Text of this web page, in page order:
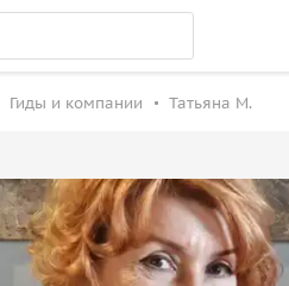
Гиды и компании Татьяна М.